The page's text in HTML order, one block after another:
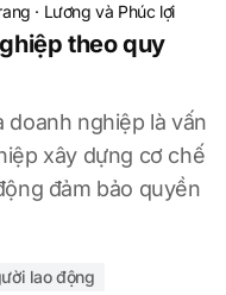
· Lương và Phúc lợi
theo quy
doanh nghiệp là vấn
xây dựng cơ chế
đảm bảo quyền
lao động